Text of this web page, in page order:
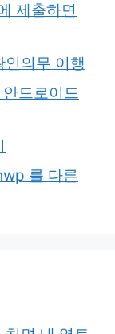
제출하면
의무 이행
드로이드
를 다른